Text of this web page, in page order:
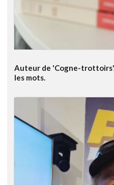
Auteur de 'Cogne-
les mots.